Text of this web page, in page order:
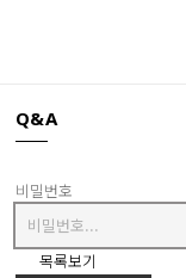
Q&A
비밀번호
목록보기